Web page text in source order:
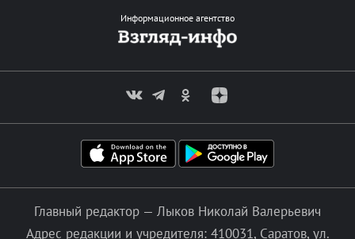
Информационное агентство
Главный редактор — Лыков Николай Валерьевич
Адрес редакции и учредителя: 410031, Саратов, ул.